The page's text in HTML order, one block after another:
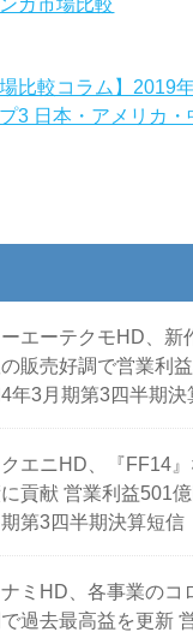
場比較コラム】2019
プ3 日本・アメリカ
エーテクモHD、新
販売好調で営業利
年3月期第3四半期決
エニHD、『FF14
貢献 営業利益501
期第3四半期決算短信
ミHD、各事業のコ
過去最高益を更新